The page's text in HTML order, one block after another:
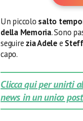
Un piccolo salto
della Memoria. Sono
seguire zia Adelee
capo.
Clicca qui per unirti
news in un unico